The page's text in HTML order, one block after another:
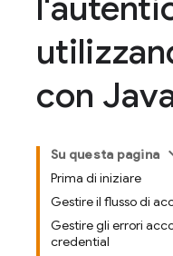
con
Su questa pagina
Prima di iniziare
Gestire il flusso di
Gestire gli errori
credential